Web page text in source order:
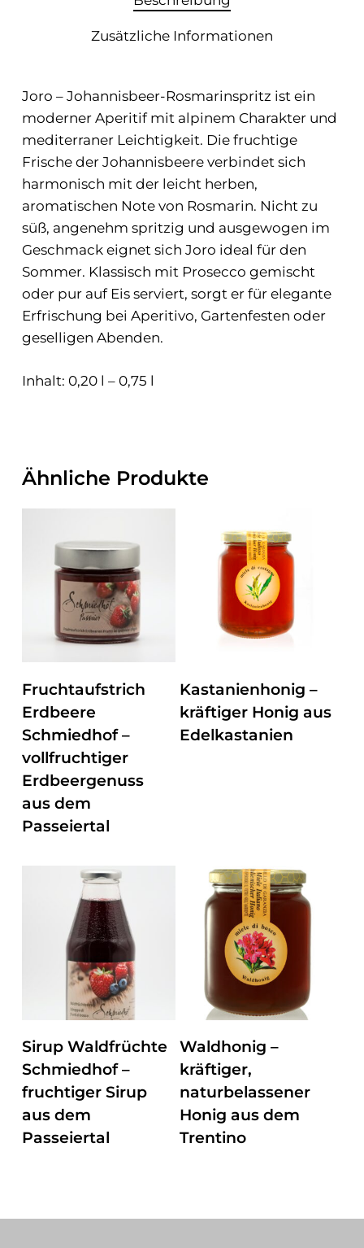
Zusätzliche Informationen
Joro – Johannisbeer-Rosmarinspritz ist ein
moderner Aperitif mit alpinem Charakter und
mediterraner Leichtigkeit. Die fruchtige
Frische der Johannisbeere verbindet sich
harmonisch mit der leicht herben,
aromatischen Note von Rosmarin. Nicht zu
süß, angenehm spritzig und ausgewogen im
Geschmack eignet sich Joro ideal für den
Sommer. Klassisch mit Prosecco gemischt
oder pur auf Eis serviert, sorgt er für elegante
Erfrischung bei Aperitivo, Gartenfesten oder
geselligen Abenden.
Inhalt: 0,20 l – 0,75 l
Ähnliche Produkte
ZUM PRODUKT
Fruchtaufstrich
Erdbeere
Schmiedhof –
vollfruchtiger
Erdbeergenuss
aus dem
Passeiertal
ZUM PRODUKT
Kastanienhonig –
kräftiger Honig aus
Edelkastanien
ZUM PRODUKT
Sirup Waldfrüchte
Schmiedhof –
fruchtiger Sirup
aus dem
Passeiertal
ZUM PRODUKT
Produkt
weist
mehrere
Varianten
auf.
Waldhonig –
kräftiger,
naturbelassener
Honig aus dem
Trentino